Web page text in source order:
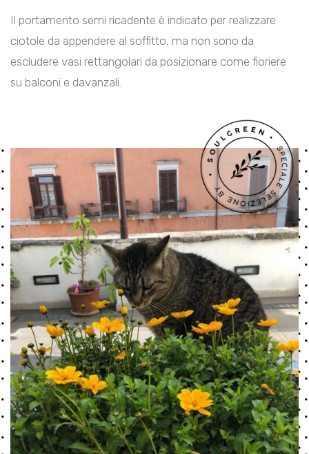
Il portamento semi ricadente è indicato per realizzare
ciotole da appendere al soffitto, ma non sono da
escludere vasi rettangolari da posizionare come fioriere
su balconi e davanzali.